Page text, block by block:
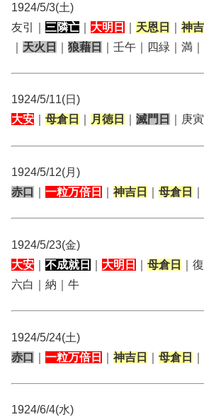
1924/5/3(土)
友引｜ 三隣亡 大明日 天恩日 神
天火日 狼藉日 ｜壬午｜四緑｜満
1924/5/11(日)
大安
母倉日 月徳日 滅門日 ｜庚
1924/5/12(月)
赤口
一粒万倍日 神吉日 母倉日
1924/5/23(金)
大安
不成就日 大明日 母倉日 ｜
六白｜納｜牛
1924/5/24(土)
赤口
一粒万倍日 神吉日 母倉日
1924/6/4(水)